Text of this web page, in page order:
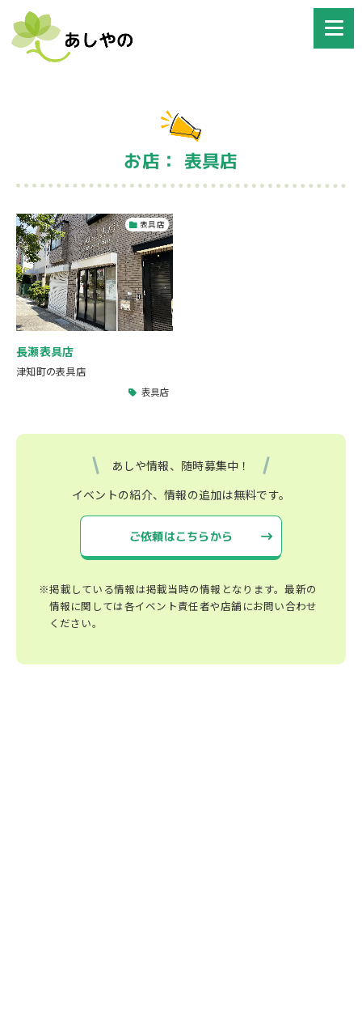
お店： 表具店
表具店
長瀬表具店
津知町の表具店
表具店
あしや情報、随時募集中！
イベントの紹介、情報の追加は無料です。
ご依頼はこちらから
※掲載している情報は掲載当時の情報となります。最新の
情報に関しては各イベント責任者や店舗にお問い合わせ
ください。